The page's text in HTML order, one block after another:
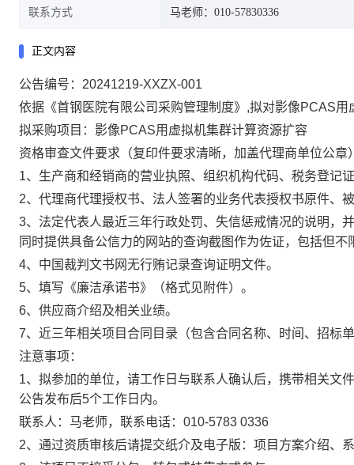
联系方式 马老师：010-57830336
正文内容
公告编号：20241219-XXZX-001
依据《首钢医院有限公司采购管理制度》,拟对影像PCAS
拟采购项目：影像PCAS用虚拟机集群计算资源扩容
资格审查文件要求（复印件要求清晰，加盖代理商单位公章
1、生产商和经销商的营业执照、组织机构代码、税务登记
2、代理商代理授权书、法人签署的业务代表授权书原件、
3、法定代表人最近三年行政处罚、失信惩戒情况的说明，
同时提供具备公信力的网站的查询截图作为佐证，包括但
4、中国裁判文书网无行贿记录查询证明文件。
5、填写《廉洁承诺书》（格式见附件）。
6、供应商介绍及相关业绩。
7、近三年相关项目合同目录（包含合同名称、时间、招标
注意事项：
1、拟参加的单位，请工作日与联系人确认后，携带相关文
公告发布后5个工作日内。
联系人：马老师，联系电话：010-5783 0336
2、通过资质审核后请提交纸介及电子版：项目方案介绍、